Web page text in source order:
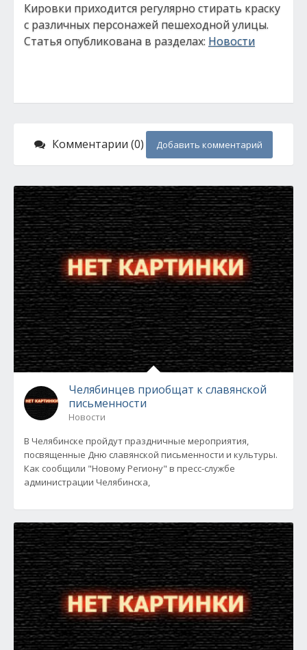
Кировки приходится регулярно стирать краску
с различных персонажей пешеходной улицы.
Статья опубликована в разделах: Новости
Комментарии (0) Добавить комментарий
Челябинцев приобщат к славянской
письменности
Новости
В Челябинске пройдут праздничные мероприятия,
посвященные Дню славянской письменности и культуры.
Как сообщили "Новому Региону" в пресс-службе
администрации Челябинска,